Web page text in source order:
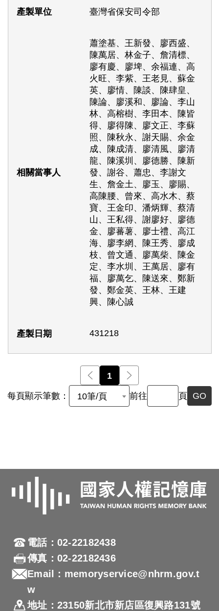
臺灣省保安司令部
蕭塗基、王新發、廖西盛、
陳萬居、林金子、詹清標、
廖有慶、廖埤、余福連、高
火旺、李紫、王老見、蘇金
英、廖情、陳談、陳肆皇、
陳論、廖溪和、廖論、李山
林、高榕樹、李田本、陳皆
得、廖得陳、廖文正、李蘇
照、陳秋永、謝天賜、余金
成、陳成清、廖清風、廖清
龍、陳溪圳、廖德勝、陳新
發、謝谷、蕭忠、李謝文
生、詹金土、廖玉、廖賜、
高陳腰、曾來、高水木、蔡
寶、王金印、潘炳輝、蔡清
山、王私得、謝廖好、廖德
金、廖蕃薯、廖士禮、高江
海、廖李網、陳王秀、廖成
枝、曾文通、廖萬柴、陳金
定、李水圳、王萬居、廖有
福、廖萬乞、陳送來、鄭新
發、鄭金英、王林、王建
興、陳心誠
431218
前一頁
1
每頁顯示筆數： 10筆/頁 前往 頁 GO
電話：02-22182438
傳真：02-22182436
Email：memoryservice@nhrm.gov.t
w
地址：23150新北市新店區復興路131號